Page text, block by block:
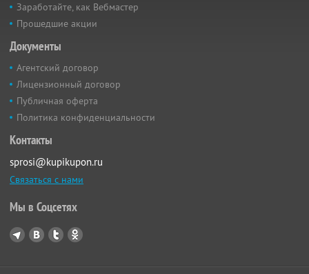
Заработайте, как Вебмастер
Прошедшие акции
Документы
Агентский договор
Лицензионный договор
Публичная оферта
Политика конфиденциальности
Контакты
sprosi@kupikupon.ru
Связаться с нами
Мы в Соцсетях